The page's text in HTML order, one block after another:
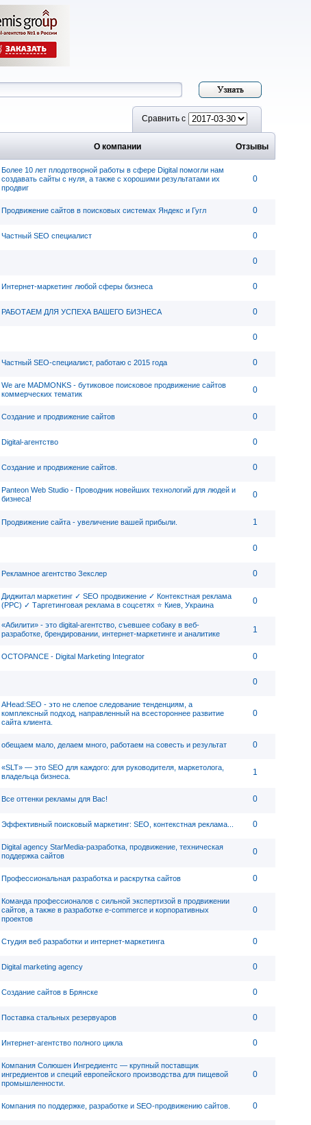
Сравнить с
О компании Отзывы
Более 10 лет плодотворной работы в сфере Digital помогли нам
создавать сайты с нуля, а также с хорошими результатами их
продвиг
0
Продвижение сайтов в поисковых системах Яндекс и Гугл 0
Частный SEO специалист 0
0
Интернет-маркетинг любой сферы бизнеса 0
РАБОТАЕМ ДЛЯ УСПЕХА ВАШЕГО БИЗНЕСА 0
0
Частный SEO-специалист, работаю с 2015 года 0
We are MADMONKS - бутиковое поисковое продвижение сайтов
коммерческих тематик
0
Создание и продвижение сайтов 0
Digital-агентство 0
Создание и продвижение сайтов. 0
Panteon Web Studio - Проводник новейших технологий для людей и
бизнеса!
0
Продвижение сайта - увеличение вашей прибыли. 1
0
Рекламное агентство Зекслер 0
Диджитал маркетинг ✓ SEO продвижение ✓ Контекстная реклама
(PPC) ✓ Таргетинговая реклама в соцсетях ⭐ Киев, Украина
0
«Абилити» - это digital-агентство, съевшее собаку в веб-
разработке, брендировании, интернет-маркетинге и аналитике
1
OCTOPANCE - Digital Marketing Integrator 0
0
AHead:SEO - это не слепое следование тенденциям, а
комплексный подход, направленный на всестороннее развитие
сайта клиента.
0
обещаем мало, делаем много, работаем на совесть и результат 0
«SLT» — это SEO для каждого: для руководителя, маркетолога,
владельца бизнеса.
1
Все оттенки рекламы для Вас! 0
Эффективный поисковый маркетинг: SEO, контекстная реклама... 0
Digital agency StarMedia-разработка, продвижение, техническая
поддержка сайтов
0
Профессиональная разработка и раскрутка сайтов 0
Команда профессионалов с сильной экспертизой в продвижении
сайтов, а также в разработке e-commerce и корпоративных
проектов
0
Студия веб разработки и интернет-маркетинга 0
Digital marketing agency 0
Создание сайтов в Брянске 0
Поставка стальных резервуаров 0
Интернет-агентство полного цикла 0
Компания Солюшен Ингредиентс — крупный поставщик
ингредиентов и специй европейского производства для пищевой
промышленности.
0
Компания по поддержке, разработке и SEO-продвижению сайтов. 0